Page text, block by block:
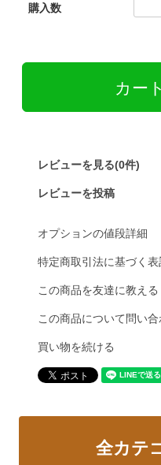
購入数
レビューを見る(0件)
レビューを投稿
オプションの値段詳細
特定商取引法に基づく表
この商品を友達に教える
この商品について問い合
買い物を続ける
全カテ